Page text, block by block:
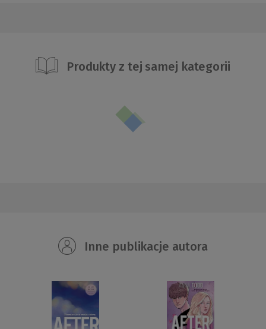
Produkty z tej samej kategorii
Inne publikacje autora